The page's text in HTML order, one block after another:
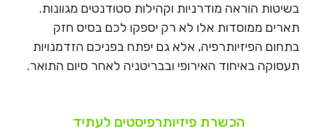
בשיטות הוראה מודרניות וקהילות סטודנטים מגוונות.
תארים ממוסדות אלו לא רק יספקו לכם בסיס חזק
בתחום הפיזיותרפיה, אלא גם יפתח בפניכם הזדמנויות
תעסוקה באיחוד האירופי ובבריטניה לאחר סיום התואר.
הכשרת פיזיותרפיסטים לעתיד